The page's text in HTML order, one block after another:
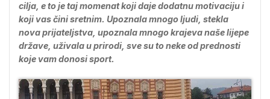
cilja, e to je taj momenat koji daje dodatnu motivaciju i
koji vas čini sretnim. Upoznala mnogo ljudi, stekla
nova prijateljstva, upoznala mnogo krajeva naše lijepe
države, uživala u prirodi, sve su to neke od prednosti
koje vam donosi sport.